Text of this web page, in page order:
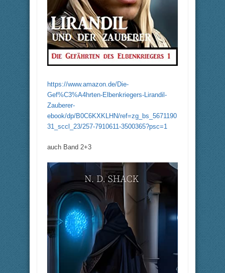
https://www.amazon.de/Die-
Gef%C3%A4hrten-Elbenkriegers-Lirandil-
Zauberer-
ebook/dp/B0C6KXKLHN/ref=zg_bs_5671190
31_sccl_23/257-7910611-3500365?psc=1
auch Band 2+3